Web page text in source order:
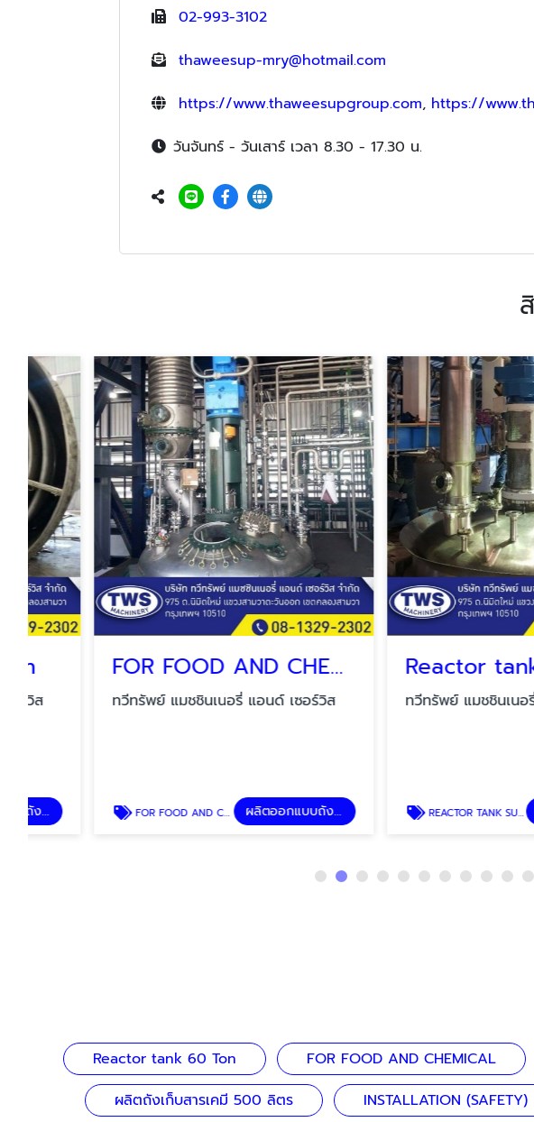
02-993-3102
thaweesup-mry@hotmail.com
https://www.thaweesupgroup.com, https://
วันจันทร์ - วันเสาร์ เวลา 8.30 - 17.30 น.
FOR FOOD AND CHEMICAL
ทวีทรัพย์ แมชชินเนอรี่ แอนด์ เซอร์วิส
FOR FOOD AND CHEMICAL ผลิตออกแบบถังอุตสาหกรรม
ทวีทรัพย์ แมชชินเนอรี่ แอนด์ เ
REACTOR TANK SUS 316 L.
Reactor tank 60 Ton FOR FOOD AND CHEMICAL
ผลิตถังเก็บสารเคมี 500 ลิตร
INSTALLATION (SAFETY)